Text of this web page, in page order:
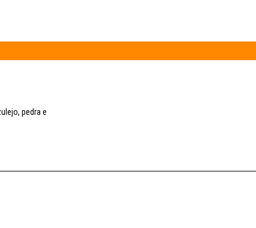
pedra e